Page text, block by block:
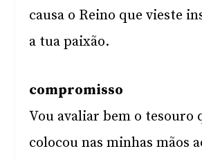
causa o Reino que vieste
a tua paixão.
compromisso
Vou avaliar bem o tesouro
colocou nas minhas mãos